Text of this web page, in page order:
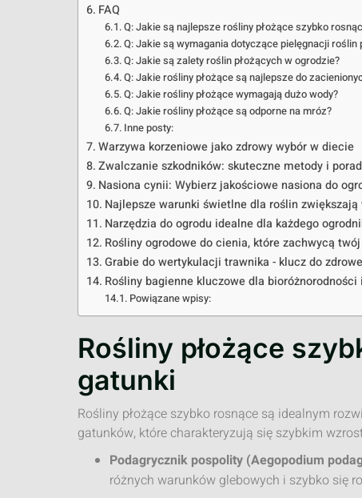
FAQ
Q: Jakie są najlepsze rośliny płożące szybko
Q: Jakie są wymagania dotyczące pielęgnacji roślin
Q: Jakie są zalety roślin płożących w ogrodzie?
Q: Jakie rośliny płożące są najlepsze do
Q: Jakie rośliny płożące wymagają dużo wody?
Q: Jakie rośliny płożące są odporne na mróz?
Inne posty:
Warzywa korzeniowe jako zdrowy wybór w diecie
Zwalczanie szkodników: skuteczne metody i
Nasiona cynii: Wybierz jakościowe nasiona do
Najlepsze warunki świetlne dla roślin zwiększają
Narzędzia do ogrodu idealne dla każdego
Rośliny ogrodowe do cienia, które zachwycą
Grabie do wertykulacji trawnika - klucz do
Rośliny bagienne kluczowe dla
Powiązane wpisy:
Rośliny płożące
gatunki
Rośliny płożące szybko rosnące są idealnym
gatunków, które charakteryzują się szybkim
Podagrycznik pospolity (Aegopodium
różnych warunków glebowych i szybko się